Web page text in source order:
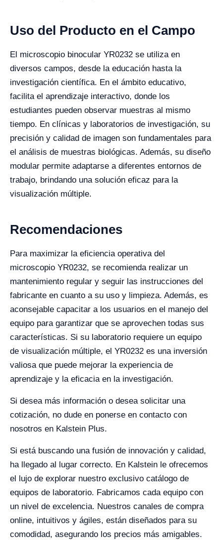
Uso del Producto en el Campo
El microscopio binocular YR0232 se utiliza en
diversos campos, desde la educación hasta la
investigación científica. En el ámbito educativo,
facilita el aprendizaje interactivo, donde los
estudiantes pueden observar muestras al mismo
tiempo. En clínicas y laboratorios de investigación, su
precisión y calidad de imagen son fundamentales para
el análisis de muestras biológicas. Además, su diseño
modular permite adaptarse a diferentes entornos de
trabajo, brindando una solución eficaz para la
visualización múltiple.
Recomendaciones
Para maximizar la eficiencia operativa del
microscopio YR0232, se recomienda realizar un
mantenimiento regular y seguir las instrucciones del
fabricante en cuanto a su uso y limpieza. Además, es
aconsejable capacitar a los usuarios en el manejo del
equipo para garantizar que se aprovechen todas sus
características. Si su laboratorio requiere un equipo
de visualización múltiple, el YR0232 es una inversión
valiosa que puede mejorar la experiencia de
aprendizaje y la eficacia en la investigación.
Si desea más información o desea solicitar una
cotización, no dude en ponerse en contacto con
nosotros en Kalstein Plus.
Si está buscando una fusión de innovación y calidad,
ha llegado al lugar correcto. En Kalstein le ofrecemos
el lujo de explorar nuestro exclusivo catálogo de
equipos de laboratorio. Fabricamos cada equipo con
un nivel de excelencia. Nuestros canales de compra
online, intuitivos y ágiles, están diseñados para su
comodidad, asegurando los precios más amigables.